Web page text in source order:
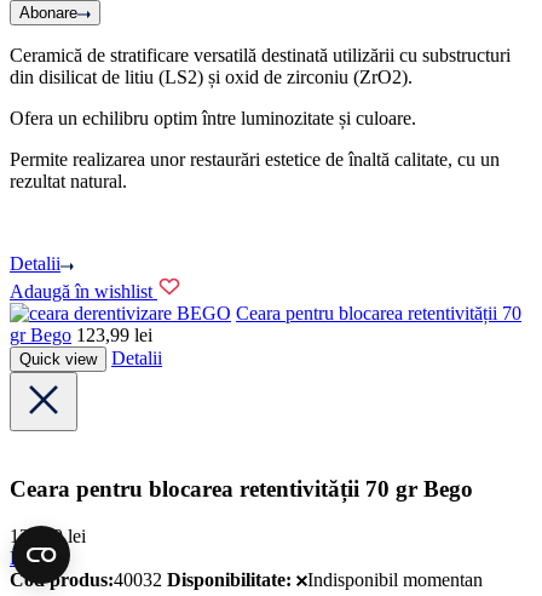
Abonare
Ceramică de stratificare versatilă destinată utilizării cu substructuri
din disilicat de litiu (LS2) și oxid de zirconiu (ZrO2).
Ofera un echilibru optim între luminozitate și culoare.
Permite realizarea unor restaurări estetice de înaltă calitate, cu un
rezultat natural.
Detalii
Adaugă în wishlist
BEGO Ceara pentru blocarea retentivității 70
gr Bego 123,99 lei
Quick view Detalii
Ceara pentru blocarea retentivității 70 gr Bego
123,99lei
BEGO
Cod produs:40032 Disponibilitate: Indisponibil momentan